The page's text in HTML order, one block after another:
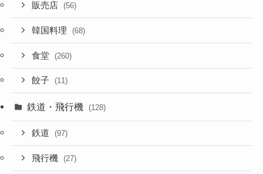
販売店 (56)
韓国料理 (68)
食堂 (260)
餃子 (11)
鉄道・飛行機 (128)
鉄道 (97)
飛行機 (27)